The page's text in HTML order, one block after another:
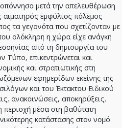
μετά την απελευθέρωση
αιματηρός εμφύλιος πόλεμος
τα γεγονότα που σχετίζονταν με
ολόκληρη η χώρα είχε ανάγκη
από τη δημιουργία του
Τύπο, επικεντρώνεται και
και στρατιωτικής στη
εφημερίδων εκείνης της
και του Έκτακτου Ειδικού
ανακοινώσεις, αποκηρύξεις,
περιοχή μέσα στη βαθύτατη
κατάστασης στον νομό